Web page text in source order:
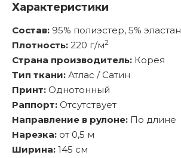
Характеристики
Состав: 95% полиэстер, 5% эластан
Плотность: 220 г/м2
Страна производитель: Корея
Тип ткани: Атлас / Сатин
Принт: Однотонный
Раппорт: Отсутствует
Направление в рулоне: По длине
Нарезка: от 0,5 м
Ширина: 145 см